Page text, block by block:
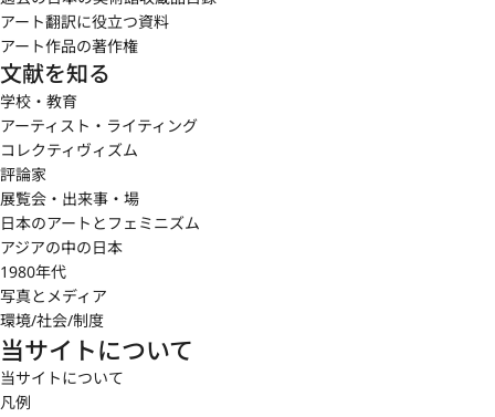
アート翻訳に役立つ資料
アート作品の著作権
文献を知る
学校・教育
アーティスト・ライティング
コレクティヴィズム
評論家
展覧会・出来事・場
日本のアートとフェミニズム
アジアの中の日本
1980年代
写真とメディア
環境/社会/制度
当サイトについて
当サイトについて
凡例